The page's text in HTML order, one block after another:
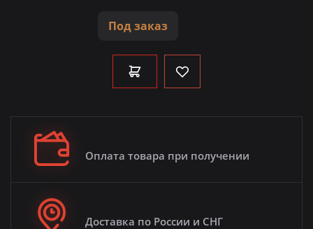
Под заказ
Оплата товара при получении
Доставка по России и СНГ